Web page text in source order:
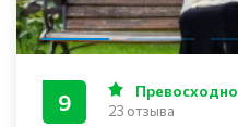
9 Превосходно
23 отзыва